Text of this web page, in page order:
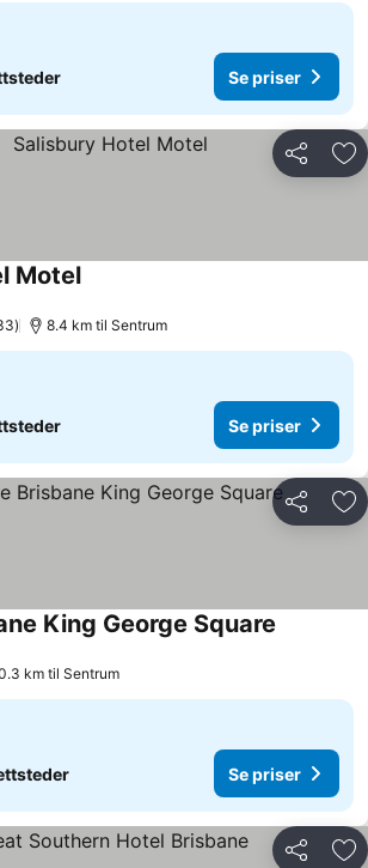
Se priser
Del
MotelSe priser
8.4 km til Sentrum
Se priser
Del
King George Square
km til Sentrum
Se priser
Del